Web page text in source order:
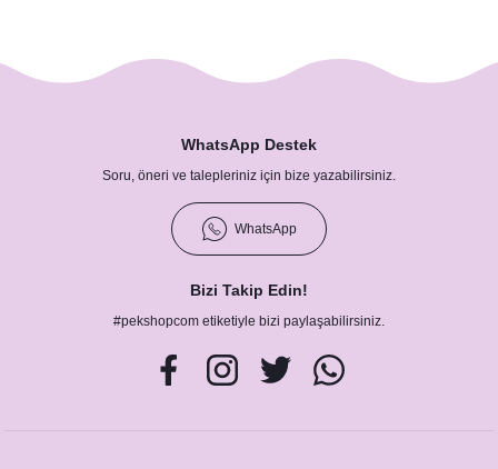
WhatsApp Destek
Soru, öneri ve talepleriniz için bize yazabilirsiniz.
WhatsApp
Bizi Takip Edin!
#pekshopcom etiketiyle bizi paylaşabilirsiniz.